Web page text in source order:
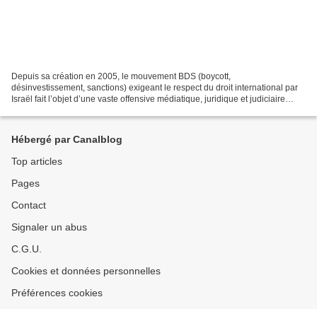
Depuis sa création en 2005, le mouvement BDS (boycott,
désinvestissement, sanctions) exigeant le respect du droit international par
Israël fait l’objet d’une vaste offensive médiatique, juridique et judiciaire
Hébergé par Canalblog
Top articles
Pages
Contact
Signaler un abus
C.G.U.
Cookies et données personnelles
Préférences cookies